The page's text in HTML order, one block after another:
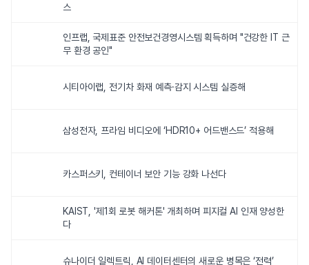
스
인프랩, 국제표준 안전보건경영시스템 획득하며 "건강한 IT 근
무 환경 공인"
시티아이랩, 전기차 화재 예측·감지 시스템 실증해
삼성전자, 프라임 비디오에 ‘HDR10+ 어드밴스드’ 적용해
카스퍼스키, 컨테이너 보안 기능 강화 나선다
KAIST, '제1회 로봇 해커톤' 개최하며 피지컬 AI 인재 양성한
다
슈나이더 일렉트릭, AI 데이터센터의 새로운 병목은 ‘전력’